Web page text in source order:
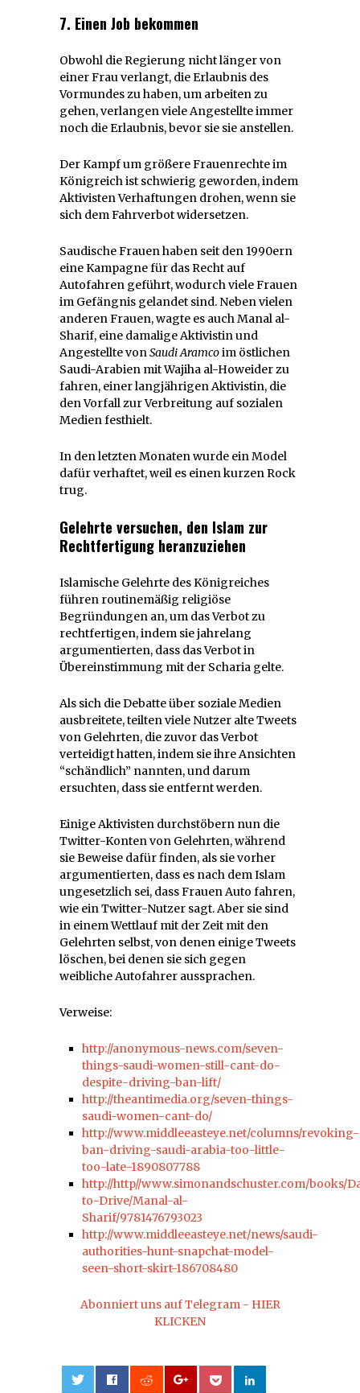
7. Einen Job bekommen
Obwohl die Regierung nicht länger von
einer Frau verlangt, die Erlaubnis des
Vormundes zu haben, um arbeiten zu
gehen, verlangen viele Angestellte immer
noch die Erlaubnis, bevor sie sie anstellen.
Der Kampf um größere Frauenrechte im
Königreich ist schwierig geworden, indem
Aktivisten Verhaftungen drohen, wenn sie
sich dem Fahrverbot widersetzen.
Saudische Frauen haben seit den 1990ern
eine Kampagne für das Recht auf
Autofahren geführt, wodurch viele Frauen
im Gefängnis gelandet sind. Neben vielen
anderen Frauen, wagte es auch Manal al-
Sharif, eine damalige Aktivistin und
Angestellte vonSaudi Aramcoim östlichen
Saudi-Arabien mit Wajiha al-Howeider zu
fahren, einer langjährigen Aktivistin, die
den Vorfall zur Verbreitung auf sozialen
Medien festhielt.
In den letzten Monaten wurde ein Model
dafür verhaftet, weil es einen kurzen Rock
trug.
Gelehrte versuchen, den Islam zur
Rechtfertigung heranzuziehen
Islamische Gelehrte des Königreiches
führen routinemäßig religiöse
Begründungen an, um das Verbot zu
rechtfertigen, indem sie jahrelang
argumentierten, dass das Verbot in
Übereinstimmung mit der Scharia gelte.
Als sich die Debatte über soziale Medien
ausbreitete, teilten viele Nutzer alte Tweets
von Gelehrten, die zuvor das Verbot
verteidigt hatten, indem sie ihre Ansichten
“schändlich” nannten, und darum
ersuchten, dass sie entfernt werden.
Einige Aktivisten durchstöbern nun die
Twitter-Konten von Gelehrten, während
sie Beweise dafür finden, als sie vorher
argumentierten, dass es nach dem Islam
ungesetzlich sei, dass Frauen Auto fahren,
wie ein Twitter-Nutzer sagt. Aber sie sind
in einem Wettlauf mit der Zeit mit den
Gelehrten selbst, von denen einige Tweets
löschen, bei denen sie sich gegen
weibliche Autofahrer aussprachen.
Verweise:
http://anonymous-news.com/seven-
things-saudi-women-still-cant-do-
despite-driving-ban-lift/
http://theantimedia.org/seven-things-
saudi-women-cant-do/
http://www.middleeasteye.net/columns/revoking-
ban-driving-saudi-arabia-too-little-
too-late-1890807788
http://http//www.simonandschuster.com/books/
to-Drive/Manal-al-
Sharif/9781476793023
http://www.middleeasteye.net/news/saudi-
authorities-hunt-snapchat-model-
seen-short-skirt-186708480
Abonniert uns auf Telegram - HIER
KLICKEN